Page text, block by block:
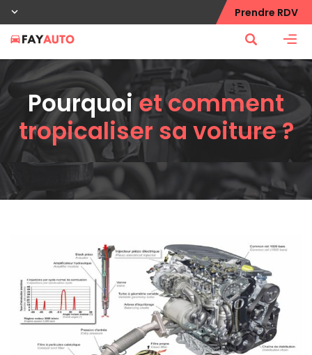
Prendre RDV
Pourquoiet comment
tropicaliser sa voiture ?